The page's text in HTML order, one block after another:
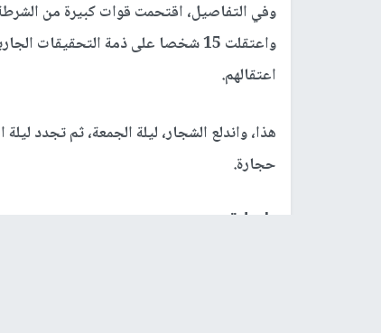
وفي التفاصيل، اقتحمت قوات كبيرة من الشرطة
واعتقلت 15 شخصا على ذمة
اعتقالهم.
هذا، واندلع الشجار، ليلة الجمعة، ثم تجدد
حجارة.
رابط قصير